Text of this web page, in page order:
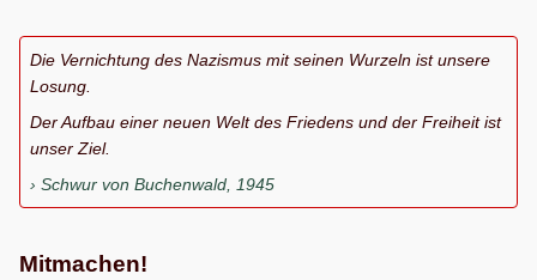
Die Vernichtung des Nazismus mit seinen Wurzeln ist unsere
Losung.
Der Aufbau einer neuen Welt des Friedens und der Freiheit ist
unser Ziel.
Schwur von Buchenwald, 1945
Mitmachen!